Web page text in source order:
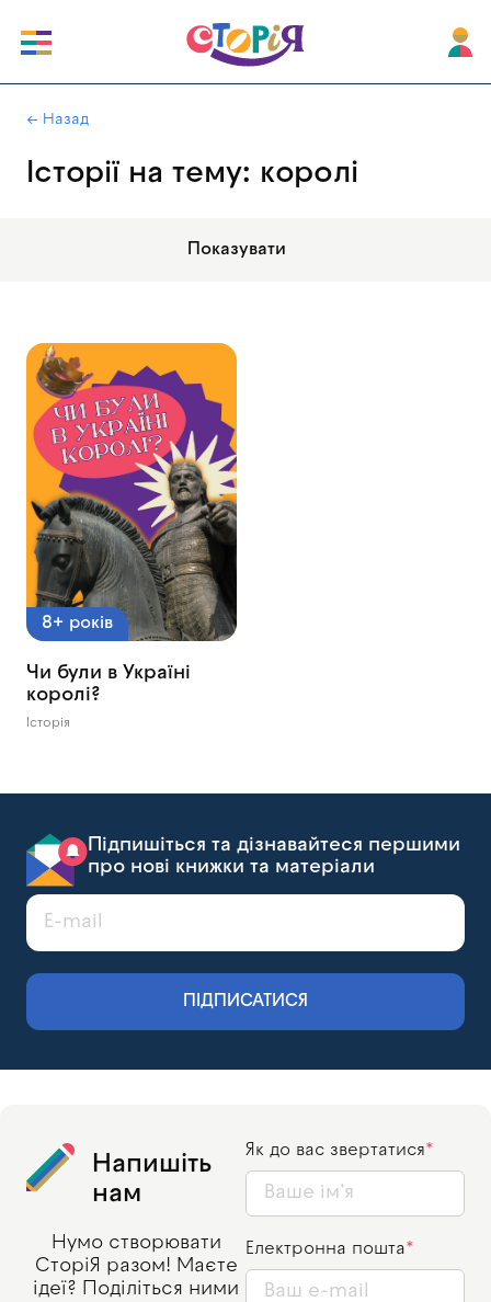
← Назад
Історії на тему: королі
Показувати
8+ років
Чи були в Україні
королі?
Історія
Підпишіться та дізнавайтеся першими
про нові книжки та матеріали
ПІДПИСАТИСЯ
Напишіть
нам
Нумо створювати
СторіЯ разом! Маєте
ідеї? Поділіться ними
Як до вас звертатися
Електронна пошта